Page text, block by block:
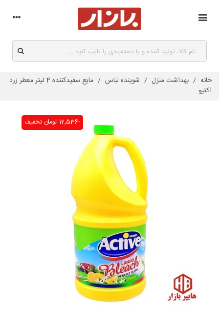
خانه / بهداشت منزل / شوینده لباس /
مایع سفیدکننده 4 لیتر معطر زرد
اکتیو
تخفیف -12,536 تومان